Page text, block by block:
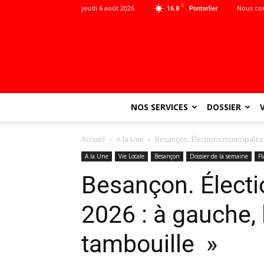
16.8 C Pontarlier
jeudi 6 août 2026 Nous
NOS SERVICES DOSSIER
Accueil A la Une Besançon. Élections
A la Une Vie Locale Besançon Dossier de la semaine
Besançon.
2026 : à
tambouille »